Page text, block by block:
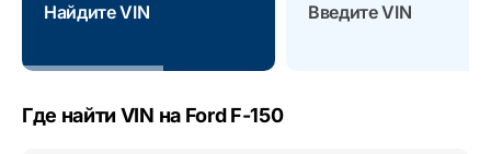
Найдите VIN Введите VIN
Где найти VIN на Ford F-150